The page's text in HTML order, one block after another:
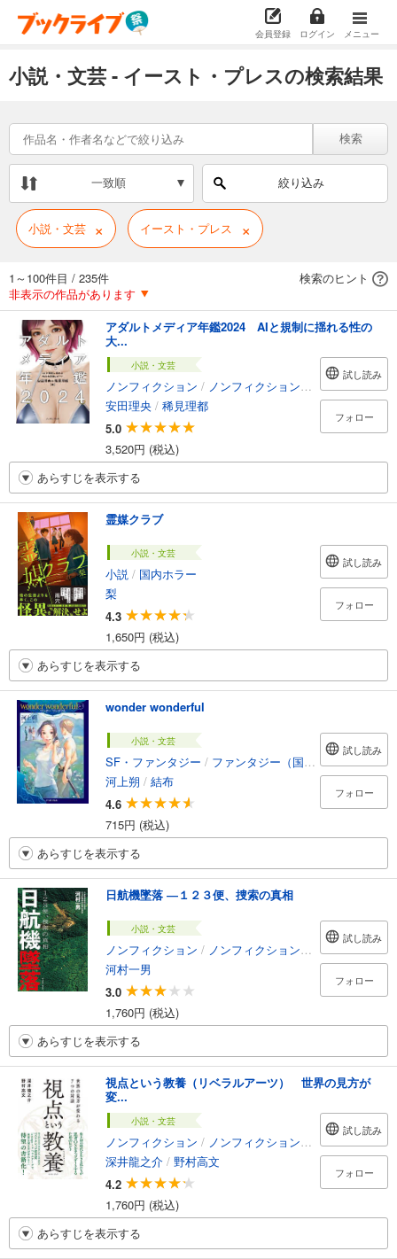
会員登録 ログイン メニュー
小説・文芸 - イースト・プレスの検索結果
検索
一致順 絞り込み
小説・文芸 × イースト・プレス ×
1～100件目 / 235件
検索のヒント
非表示の作品があります
アダルトメディア年鑑2024 AIと規制に揺れる性の
大...
小説・文芸
ノンフィクション / ノンフィクション・ドキュメンタリー
安田理央 / 稀見理都
5.0
3,520円 (税込)
試し読み
フォロー
あらすじを表示する
霊媒クラブ
小説・文芸
小説 / 国内ホラー
梨
4.3
1,650円 (税込)
試し読み
フォロー
あらすじを表示する
wonder wonderful
小説・文芸
SF・ファンタジー / ファンタジー（国内）
河上朔 / 結布
4.6
715円 (税込)
試し読み
フォロー
あらすじを表示する
日航機墜落 ―１２３便、捜索の真相
小説・文芸
ノンフィクション / ノンフィクション・ドキュメンタリー
河村一男
3.0
1,760円 (税込)
試し読み
フォロー
あらすじを表示する
視点という教養（リベラルアーツ） 世界の見方が
変...
小説・文芸
ノンフィクション / ノンフィクション・ドキュメンタリー
深井龍之介 / 野村高文
4.2
1,760円 (税込)
試し読み
フォロー
あらすじを表示する